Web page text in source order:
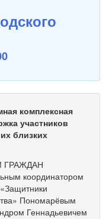
комплексная
участников
близких
ГРАЖДАН
координатором
Пономарёвым
Геннадьевичем